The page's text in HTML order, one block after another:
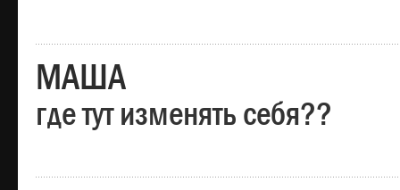
МАША
где тут изменять себя??